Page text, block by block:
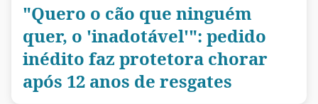
"Quero o cão que ninguém
quer, o 'inadotável'": pedido
inédito faz protetora chorar
após 12 anos de resgates